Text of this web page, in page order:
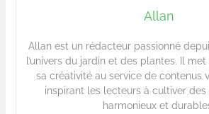
Allan
Allan est un rédacteur passionné
l’univers du jardin et des plantes. Il
sa créativité au service de contenus
inspirant les lecteurs à cultiver des
harmonieux et